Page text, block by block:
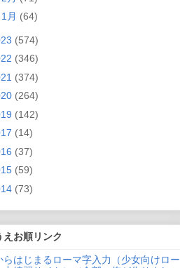
1月 (64)
(574)
(346)
(374)
(264)
(142)
(14)
(37)
(59)
(73)
えお順リンク
らはじまるローマ字入力（少女向けロー